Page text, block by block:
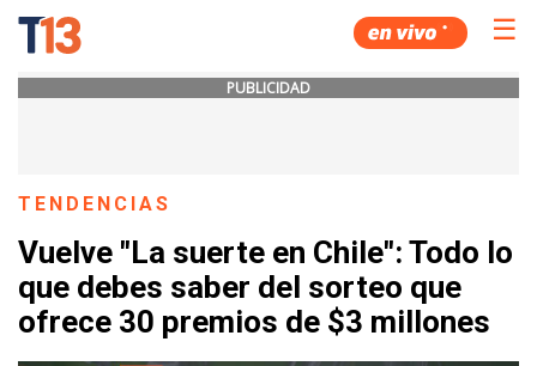
☰
PUBLICIDAD
TENDENCIAS
Vuelve "La suerte en Chile": Todo lo
que debes saber del sorteo que
ofrece 30 premios de $3 millones